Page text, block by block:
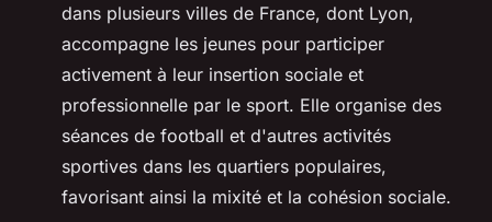
dans plusieurs villes de France, dont Lyon,
accompagne les jeunes pour participer
activement à leur insertion sociale et
professionnelle par le sport. Elle organise des
séances de football et d'autres activités
sportives dans les quartiers populaires,
favorisant ainsi la mixité et la cohésion sociale.